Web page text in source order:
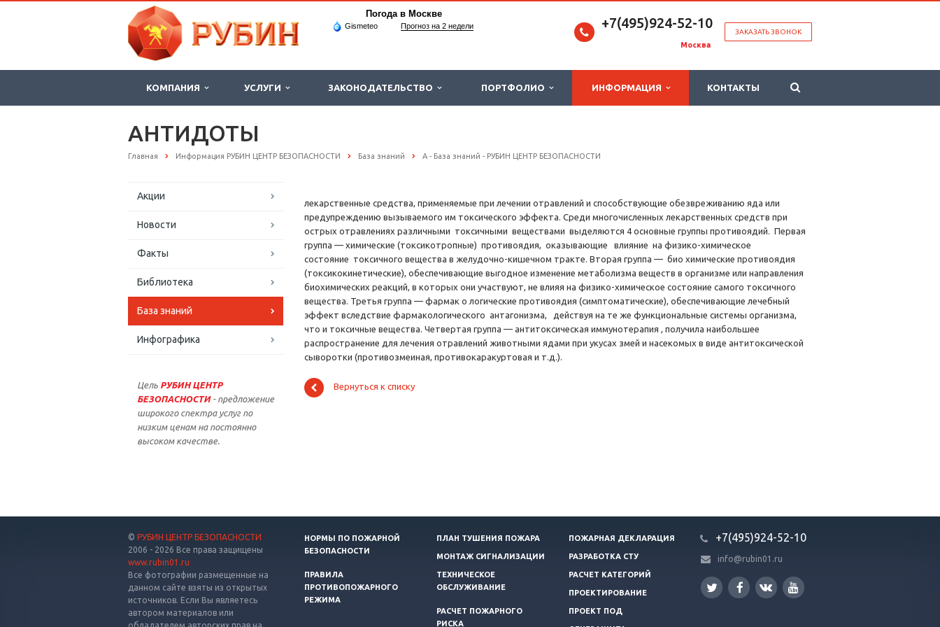
Погода в Москве
Gismeteo Прогноз на 2 недели
ЗАКАЗАТЬ ЗВОНОК
+7(495)924-52-10
Москва
КОМПАНИЯ УСЛУГИ ЗАКОНОДАТЕЛЬСТВО ПОРТФОЛИО ИНФОРМАЦИЯ КОНТАКТЫ
АНТИДОТЫ
Главная Информация РУБИН ЦЕНТР БЕЗОПАСНОСТИ База знаний А - База знаний - РУБИН ЦЕНТР БЕЗОПАСНОСТИ
Акции
Новости
Факты
Библиотека
База знаний
Инфографика
Цель РУБИН ЦЕНТР
БЕЗОПАСНОСТИ - предложение
широкого спектра услуг по
низким ценам на постоянно
высоком качестве.
лекарственные средства, применяемые при лечении отравлений и способствующие обезвреживанию яда или
предупреждению вызываемого им токсического эффекта. Среди многочисленных лекарственных средств при
острых отравлениях различными токсичными веществами выделяются 4 основные группы противоядий. Первая
группа — химические (токсикотропные) противоядия, оказывающие влияние на физико-химическое
состояние токсичного вещества в желудочно-кишечном тракте. Вторая группа — био химические противоядия
(токсикокинетические), обеспечивающие выгодное изменение метаболизма веществ в организме или направления
биохимических реакций, в которых они участвуют, не влияя на физико-химическое состояние самого токсичного
вещества. Третья группа — фармак о логические противоядия (симптоматические), обеспечивающие лечебный
эффект вследствие фармакологического антагонизма, действуя на те же функциональные системы организма,
что и токсичные вещества. Четвертая группа — антитоксическая иммунотерапия , получила наибольшее
распространение для лечения отравлений животными ядами при укусах змей и насекомых в виде антитоксической
сыворотки (противозмеиная, противокаракуртовая и т.д.).
Вернуться к списку
© РУБИН ЦЕНТР БЕЗОПАСНОСТИ
2006 - 2026 Все права защищены
www.rubin01.ru
Все фотографии размещенные на
данном сайте взяты из открытых
источников. Если Вы являетесь
автором материалов или
НОРМЫ ПО ПОЖАРНОЙ
БЕЗОПАСНОСТИ
ПЛАН ТУШЕНИЯ ПОЖАРА ПОЖАРНАЯ ДЕКЛАРАЦИЯ
МОНТАЖ СИГНАЛИЗАЦИИ РАЗРАБОТКА СТУ
ПРАВИЛА
ПРОТИВОПОЖАРНОГО
РЕЖИМА
ТЕХНИЧЕСКОЕ
ОБСЛУЖИВАНИЕ
РАСЧЕТ КАТЕГОРИЙ
ПРОЕКТИРОВАНИЕ
РАСЧЕТ ПОЖАРНОГО
РИСКА
ПРОЕКТ ПОД
+7(495)924-52-10
info@rubin01.ru